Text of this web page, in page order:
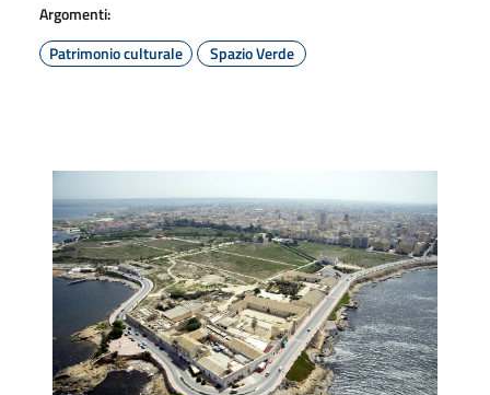
Argomenti:
Patrimonio culturale
Spazio Verde